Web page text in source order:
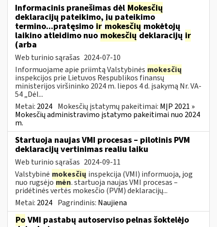
Informacinis pranešimas dėl Mokesčių
deklaracijų pateikimo, jų pateikimo
termino...pratęsimo ir mokesčių mokėtojų
laikino atleidimo nuomokesčiųdeklaracijų ir
(arba
Web turinio sąrašas 2024-07-10
Informuojame apie priimtą Valstybinės mokesčių
inspekcijos prie Lietuvos Respublikos finansų
ministerijos viršininko 2024 m. liepos 4 d. įsakymą Nr. VA-
54 „Dėl...
Metai: 2024 Mokesčių įstatymų pakeitimai: MĮP 2021 »
Mokesčių administravimo įstatymo pakeitimai nuo 2024
m.
Startuoja naujas VMI procesas – pilotinis PVM
deklaracijų vertinimas realiu laiku
Web turinio sąrašas 2024-09-11
Valstybinė mokesčių inspekcija (VMI) informuoja, jog
nuo rugsėjomėn. startuoja naujas VMI procesas –
pridėtinės vertės mokesčio (PVM) deklaracijų...
Metai: 2024 Pagrindinis: Naujiena
Po VMI pastabų autoserviso pelnas šoktelėjo